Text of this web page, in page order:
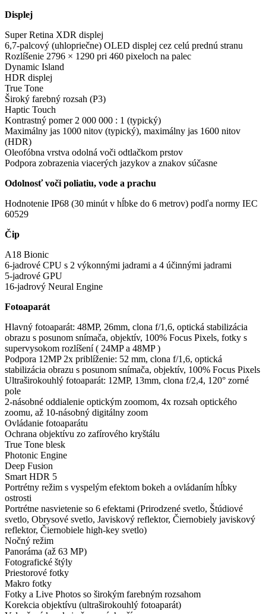
Displej
Super Retina XDR displej
6,7-palcový (uhlopriečne) OLED displej cez celú prednú stranu
Rozlíšenie 2796 × 1290 pri 460 pixeloch na palec
Dynamic Island
HDR displej
True Tone
Široký farebný rozsah (P3)
Haptic Touch
Kontrastný pomer 2 000 000 : 1 (typický)
Maximálny jas 1000 nitov (typický), maximálny jas 1600 nitov
(HDR)
Oleofóbna vrstva odolná voči odtlačkom prstov
Podpora zobrazenia viacerých jazykov a znakov súčasne
Odolnosť voči poliatiu, vode a prachu
Hodnotenie IP68 (30 minút v hĺbke do 6 metrov) podľa normy IEC
60529
Čip
A18 Bionic
6-jadrové CPU s 2 výkonnými jadrami a 4 účinnými jadrami
5-jadrové GPU
16-jadrový Neural Engine
Fotoaparát
Hlavný fotoaparát: 48MP, 26mm, clona f/1,6, optická stabilizácia
obrazu s posunom snímača, objektív, 100% Focus Pixels, fotky s
supervysokom rozlíšení ( 24MP a 48MP )
Podpora 12MP 2x priblíženie: 52 mm, clona f/1,6, optická
stabilizácia obrazu s posunom snímača, objektív, 100% Focus Pixels
Ultraširokouhlý fotoaparát: 12MP, 13mm, clona f/2,4, 120° zorné
pole
2-násobné oddialenie optickým zoomom, 4x rozsah optického
zoomu, až 10-násobný digitálny zoom
Ovládanie fotoaparátu
Ochrana objektívu zo zafírového kryštálu
True Tone blesk
Photonic Engine
Deep Fusion
Smart HDR 5
Portrétny režim s vyspelým efektom bokeh a ovládaním hĺbky
ostrosti
Portrétne nasvietenie so 6 efektami (Prirodzené svetlo, Štúdiové
svetlo, Obrysové svetlo, Javiskový reflektor, Čiernobiely javiskový
reflektor, Čiernobiele high-key svetlo)
Nočný režim
Panoráma (až 63 MP)
Fotografické štýly
Priestorové fotky
Makro fotky
Fotky a Live Photos so širokým farebným rozsahom
Korekcia objektívu (ultraširokouhlý fotoaparát)